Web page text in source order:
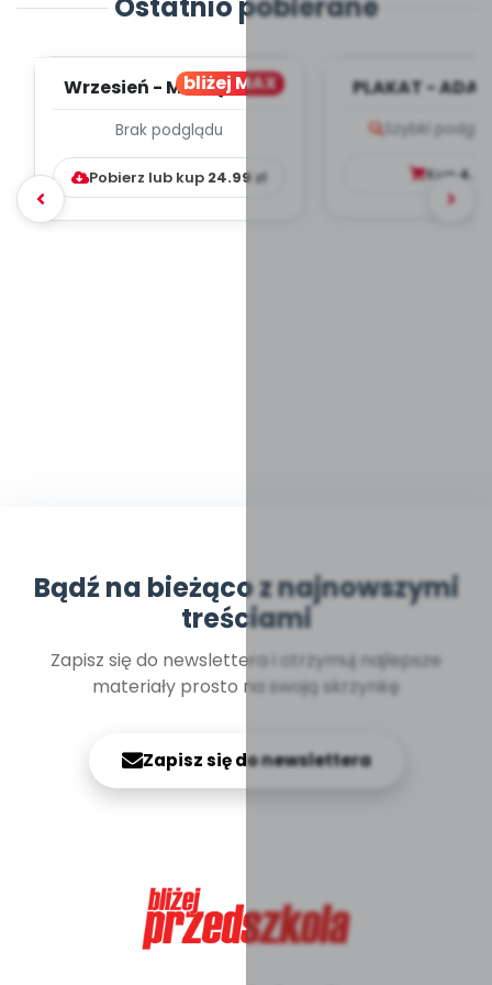
bliżej MAX
Wrzesień - MIESIĘCZNY
WYCHOWAWCZO –
DYDAKTYC...
Brak podglądu
Pobierz lub kup 24.99zł
PLAKAT -
Szybki
Kup
Bądź na bieżąco z najnowszymi
treściami
Zapisz się do newslettera i otrzymuj najlepsze
materiały prosto na swoją skrzynkę
Zapisz się do newslettera